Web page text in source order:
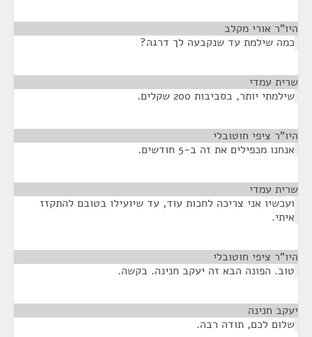
היו"ר אורי מקלב
כמה שילמת עד שנקבעה לך דרגה?
שרית עמדי
שילמתי יותר, בסביבות 200 שקלים.
היו"ר ציפי חוטובלי
אנחנו מכפילים את זה ב-5 חודשים.
שרית עמדי
ועכשיו אני צריכה לחכות עוד, עד שיועילו בטובם להתקזז
איתי.
היו"ר ציפי חוטובלי
טוב. הפונה הבא זה יעקב חנינה. בקשה.
יעקב חנינה
שלום לכם, תודה רבה.